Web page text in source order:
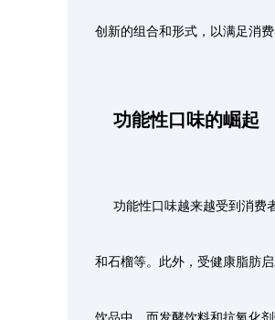
创新的组合和形式，以满足消
功能性口味的崛起
功能性口味越来越受到消费
和石榴等。此外，受健康脂肪